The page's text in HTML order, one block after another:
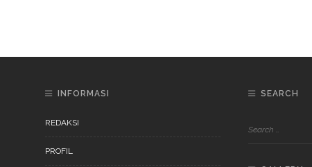
INFORMASI
REDAKSI
PROFIL
SEARCH